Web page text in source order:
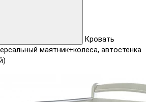
Кровать
маятник+колеса, автостенка